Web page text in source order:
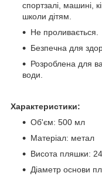
спортзалі, машині,
школи дітям.
Не проливається.
Безпечна для
Розроблена для
води.
Характеристики:
Об'єм: 500 мл
Матеріал: метал
Висота пляшки:
Діаметр основи